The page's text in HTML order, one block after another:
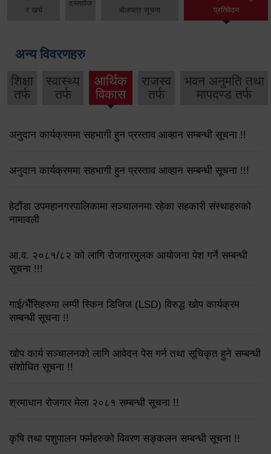
र खर्च
दस्तावेज
बोलपत्र सूचना
प्रतिवेदन
अन्य विवरणहरु
शिक्षा
तर्फ
स्वास्थ्य
तर्फ
आर्थिक
विकास
राजस्व
तर्फ
भवन अनुमति तथा
मापदण्ड तर्फ
अनुदान कार्यक्रममा सहभागी हुन प्रस्ताव आव्हान सम्बन्धी सूचना !!
अनुदान कार्यक्रममा सहभागी हुन प्रस्ताव आव्हान सम्बन्धी सूचना !!!
हेटौंडा उपमहानगरपालिकामा सञ्चालनमा रहेका सहकारी संस्थाहरुको
नामावली
आ.व. २०८१/८२ को लागि रोजगारमुलक आयोजना पेश गर्ने सम्बन्धी
सूचना !!!
गाई/भैँसिहरुमा लम्पी स्किन डिजिज (LSD) विरुद्ध खोप कार्यक्रम
सम्बन्धी सूचना !!
खोप कार्य सञ्चालनको लागि आवेदन पेस गर्न तथा सूचिकृत हुने सम्बन्धी
संशोधित सूचना !!
श्रमाधान रोजगार मेला २०८१ सम्बन्धी सूचना !!
कृषि तथा पशुपालन फर्महरुको विवरण सङ्कलन सम्बन्धी सूचना !!